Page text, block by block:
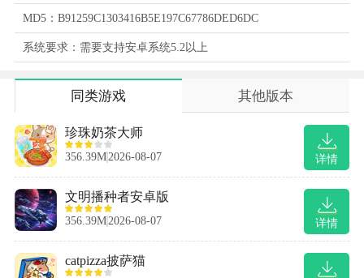
MD5：B91259C1303416B5E197C67786DED6DC
系统要求：需要支持安卓系统5.2以上
同类游戏 其他版本
详情
珍珠奶茶大师
356.39M2026-08-07
详情
文明播种者安卓版
356.39M2026-08-07
catpizza披萨猫